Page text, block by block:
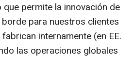
permite la innovación de
para nuestros clientes
internamente (en EE.
las operaciones globales